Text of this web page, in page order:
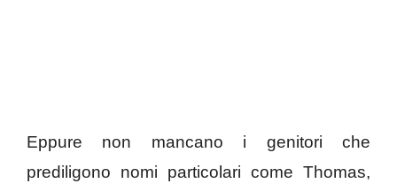
Eppure non mancano i genitori che
prediligono nomi particolari come Thomas,